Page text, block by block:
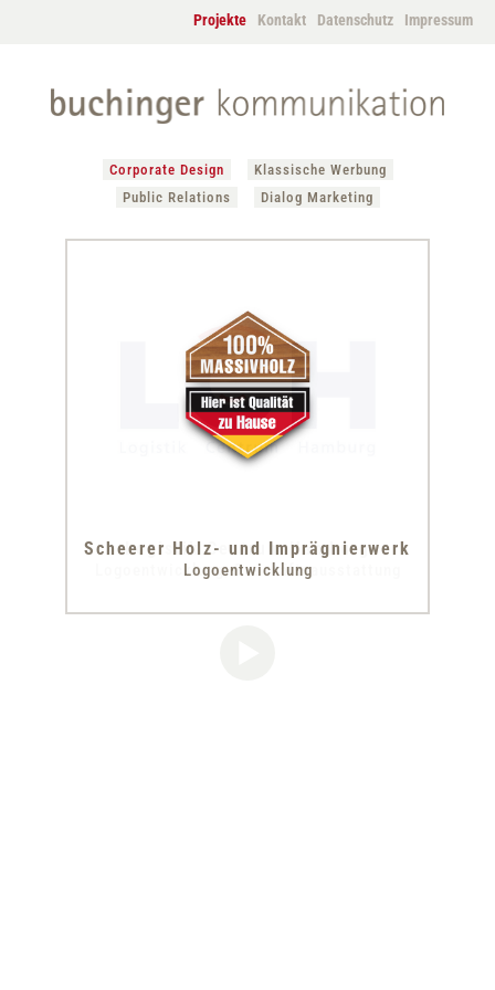
Projekte Kontakt Datenschutz Impressum
Corporate Design
Klassische Werbung
Public Relations
Dialog Marketing
Scheerer Holz- und Imprägnierwerk
Logoentwicklung
Logistik Centrum Hamburg
Logoentwicklung, Geschäftsausstattung